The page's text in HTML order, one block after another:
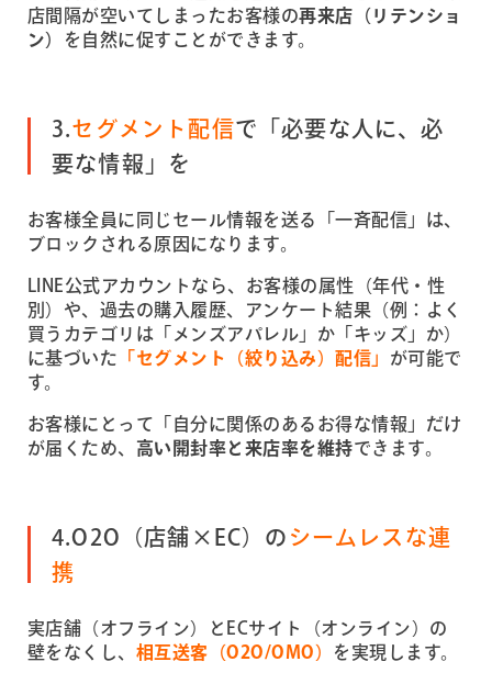
店間隔が空いてしまったお客様の再来店（リテンショ
ン）
を自然に促すことができます。
3.セグメント配信で「必要な人に、必
要な情報」を
お客様全員に同じセール情報を送る「一斉配信」は、
ブロックされる原因になります。
LINE公式アカウントなら、お客様の属性（年代・性
別）や、過去の購入履歴、アンケート結果（例：よく
買うカテゴリは「メンズアパレル」か「キッズ」か）
に基づいた 「セグメント（絞り込み）配信」 が可能で
す。
お客様にとって「自分に関係のあるお得な情報」だけ
が届くため、 高い開封率と来店率を維持できます。
4.O2O（店舗×EC）の シームレスな連
携
実店舗（オフライン）とECサイト（オンライン）の
壁をなくし、 相互送客（O2O/OMO） を実現します。